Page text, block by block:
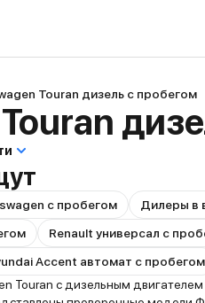
Touran дизель с пробегом
с пробегом Дилеры в
Renault универсал с
Accent автомат с пробегом
Touran с дизельным